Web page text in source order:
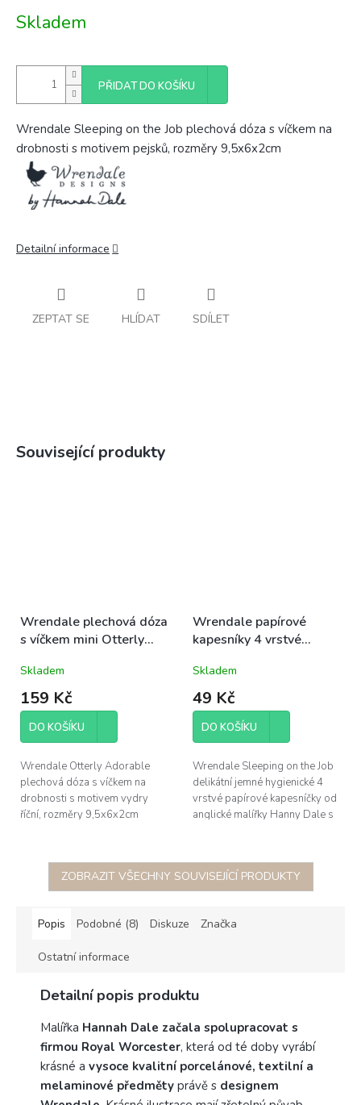
cena:
Skladem
PŘIDAT DO KOŠÍKU
Wrendale Sleeping on the Job plechová dóza s víčkem na
drobnosti s motivem pejsků, rozměry 9,5x6x2cm
Detailní informace
ZEPTAT SE HLÍDAT SDÍLET
Související produkty
Wrendale plechová dóza
s víčkem mini Otterly
Skladem
159 Kč
DO KOŠÍKU
Wrendale Otterly Adorable
plechová dóza s víčkem na
drobnosti s motivem vydry
říční, rozměry 9,5x6x2cm
Wrendale papírové
kapesníky 4 vrstvé
a králík 21x21cm 10ks
Skladem
49 Kč
DO KOŠÍKU
Wrendale Sleeping on the Job
delikátní jemné hygienické 4
vrstvé papírové kapesníčky od
anglické malířky Hanny Dale s
ZOBRAZIT VŠECHNY SOUVISEJÍCÍ PRODUKTY
Popis Podobné (8) Diskuze Značka
Ostatní informace
Detailní popis produktu
Malířka Hannah Dale začala spolupracovat s
firmou Royal Worcester, která od té doby vyrábí
krásné a vysoce kvalitní porcelánové, textilní a
melaminové předměty právě s designem